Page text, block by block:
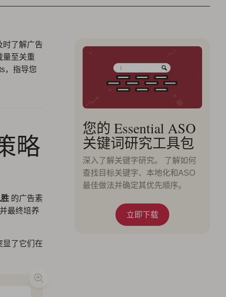
时了解广告
量至关重
，指导您
略
的广告素
最终培养
显了它们在
您的 Essential ASO
关键词研究工具包
深入了解关键字研究。 了解如何
查找目标关键字、本地化和ASO
最佳做法并确定其优先顺序。
立即下载